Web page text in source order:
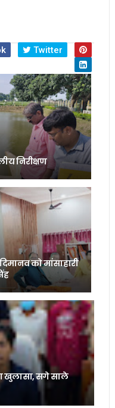
Twitter
निरीक्षण
को मांसाहारी
खुलासा, सगे साले